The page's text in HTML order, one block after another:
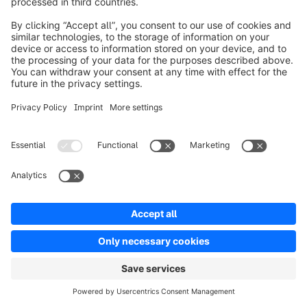
innovazioni promettono di portare la magia dello
Spatial Commerce direttamente nelle mani degli
utenti di smartphone, inaugurando nuove
possibilità per esperienze immersive ed
esplorazione dei prodotti.
¹ Fonte: TechJury, XR Today, ThreeKit
info@shopware.com
Informazioni su Shopware